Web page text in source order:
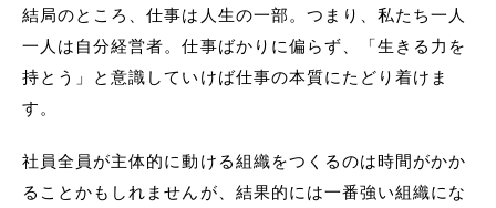
結局のところ、仕事は人生の一部。つまり、私たち一人
一人は自分経営者。仕事ばかりに偏らず、「生きる力を
持とう」と意識していけば仕事の本質にたどり着けま
す。
社員全員が主体的に動ける組織をつくるのは時間がかか
ることかもしれませんが、結果的には一番強い組織にな